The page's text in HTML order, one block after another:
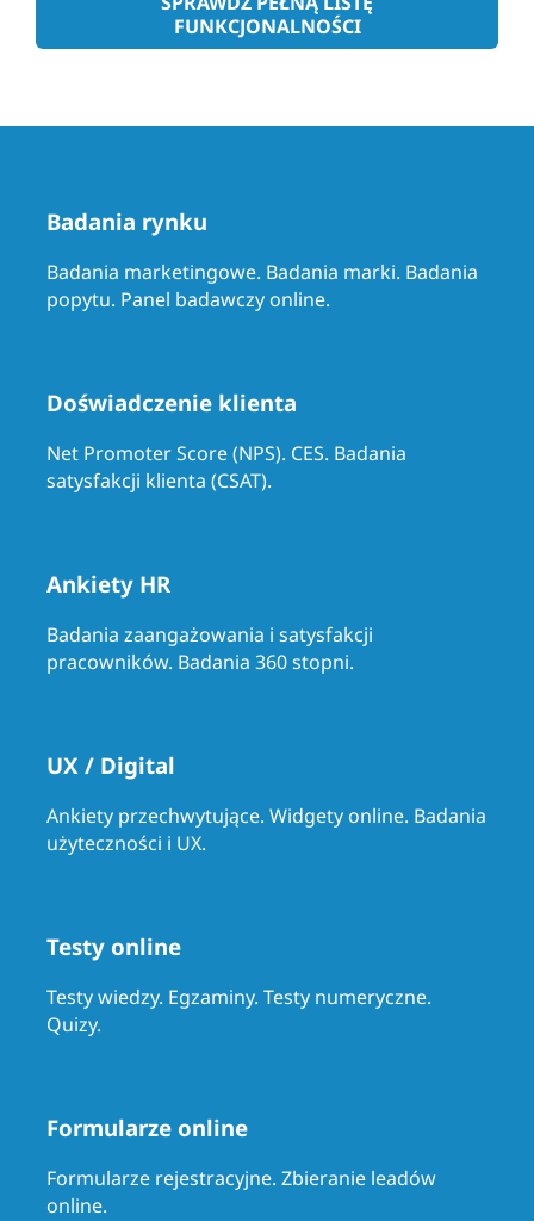
FUNKCJONALNOŚCI
Badania rynku
Badania marketingowe. Badania marki. Badania
popytu. Panel badawczy online.
Doświadczenie klienta
Net Promoter Score (NPS). CES. Badania
satysfakcji klienta (CSAT).
Ankiety HR
Badania zaangażowania i satysfakcji
pracowników. Badania 360 stopni.
UX / Digital
Ankiety przechwytujące. Widgety online. Badania
użyteczności i UX.
Testy online
Testy wiedzy. Egzaminy. Testy numeryczne.
Quizy.
Formularze online
Formularze rejestracyjne. Zbieranie leadów
online.